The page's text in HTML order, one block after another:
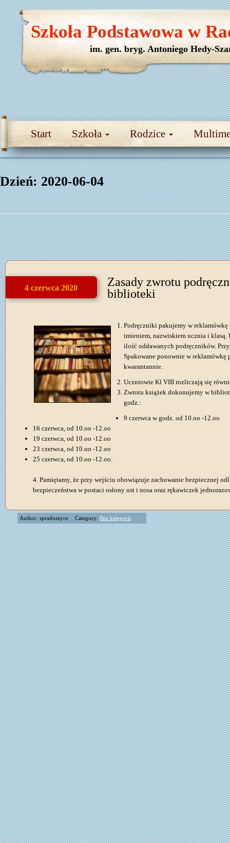
Start Szkoła Rodzice
Szkoła Podstawowa w
im. gen. bryg. Antoniego Hedy-
Dzień:2020-06-04
4 czerwca 2020
Zasady zwrotu
biblioteki
Podręczniki pakujemy w
imieniem, nazwiskiem ucznia i klasą.
ilość oddawanych podręczników.
Spakowane ponownie w
kwarantannie.
Uczniowie Kl VIII rozliczają się
Zwrotu książek dokonujemy w
godz.:
9 czerwca w godz. od 10.oo -12.oo
16 czerwca, od 10.oo -12.oo
19 czerwca, od 10.oo -12.oo
23 czerwca, od 10.oo -12.oo
25 czerwca, od 10.oo -12.oo.
4. Pamiętamy, że przy wejściu obowiązuje zachowanie bezpiecznej
bezpieczeństwa w postaci osłony ust i nosa oraz rękawiczek
Author: spradoszyce Category:Bez kategorii